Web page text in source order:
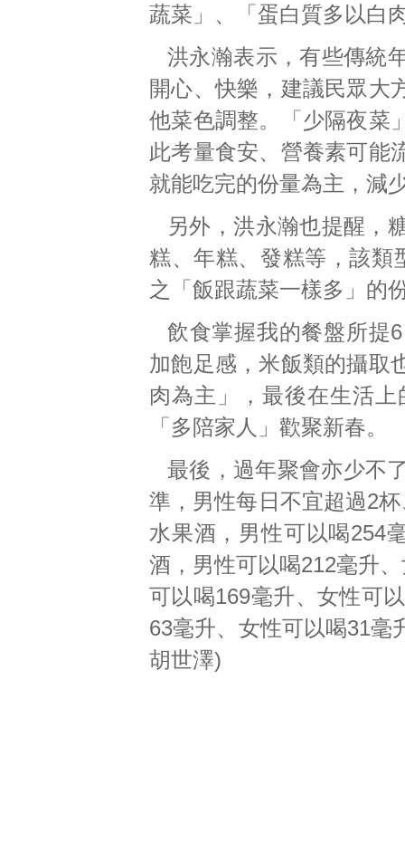
蔬菜」、「蛋白質多以白
洪永瀚表示，有些傳統
開心、快樂，建議民眾大
他菜色調整。「少隔夜菜
此考量食安、營養素可能
就能吃完的份量為主，減
另外，洪永瀚也提醒，
糕、年糕、發糕等，該類
之「飯跟蔬菜一樣多」的
飲食掌握我的餐盤所提
加飽足感，米飯類的攝取
肉為主」，最後在生活
「多陪家人」歡聚新春。
最後，過年聚會亦少不
準，男性每日不宜超過2
水果酒，男性可以喝254
酒，男性可以喝212毫升
可以喝169毫升、女性可
63毫升、女性可以喝31
胡世澤)